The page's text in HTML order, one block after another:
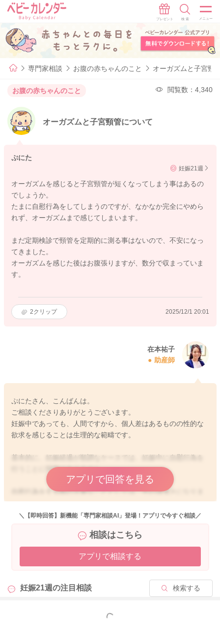
専門家相談 お腹の赤ちゃんのこと オーガズムと子宮頸
お腹の赤ちゃんのこと 閲覧数：4,340
オーガズムと子宮頸管について
ぷにた
妊娠21週
オーガズムを感じると子宮頸管が短くなってしまう事はあるの
でしょうか。
たまに自慰行為をしてしまうのですが、なかなか完全にやめら
れず、オーガズムまで感じてしまいます。
まだ定期検診で頸管を定期的に測る事はないので、不安になっ
てきました。
オーガズムを感じた後はお腹張りますが、数分で収まっていま
す。
2クリップ 2025/12/1 20:01
在本祐子
助産師
ぷにたさん、こんばんは。
ご相談くださりありがとうございます。
妊娠中であっても、人間ですから、個人差はあるものの性的な
欲求を感じることは生理的な範疇です。
基本的に、妊娠経過が順調なケースでは、妊娠中に自慰行為を
行うことに問題はありません。
自慰行為をする際の大事なこととしては、手の清潔さになりま
す。不潔操作により腟からばい菌が入るリスクがあります。感
染による赤ちゃんへの悪影響は心配ですので注意が必要です。
また、 お腹に負担がかかる体勢をとり体に痛みが出たり、お
腹が頻繁に張るなどあれば、控えたいポイントになります。
子宮頚管が刺激されたり、腟内の粘膜が傷ついたりすることも
よろしくお願いします🙇
アプリで回答を見る
＼【即時回答】新機能「専門家相談AI」登場！アプリで今すぐ相談／
相談はこちら
アプリで相談する
妊娠21週の注目相談 検索する
もっと見る